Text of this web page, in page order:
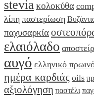
stevia κολοκύθα
λίπη παστερίωση
παχυσαρκία
ελαιόλαδο
αυγό ελληνικό
ημέρα καρδιάς oils
αξιολόγηση παστέλι